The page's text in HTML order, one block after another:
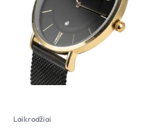
Laikrodžiai